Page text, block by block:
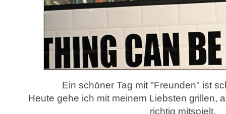
Ein schöner Tag mit "Freunden" ist
Heute gehe ich mit meinem Liebsten grillen,
richtig mitspielt.